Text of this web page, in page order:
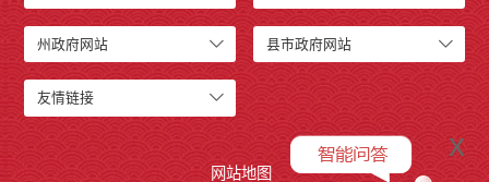
州政府网站 县市政府网站
友情链接
网站地图
x